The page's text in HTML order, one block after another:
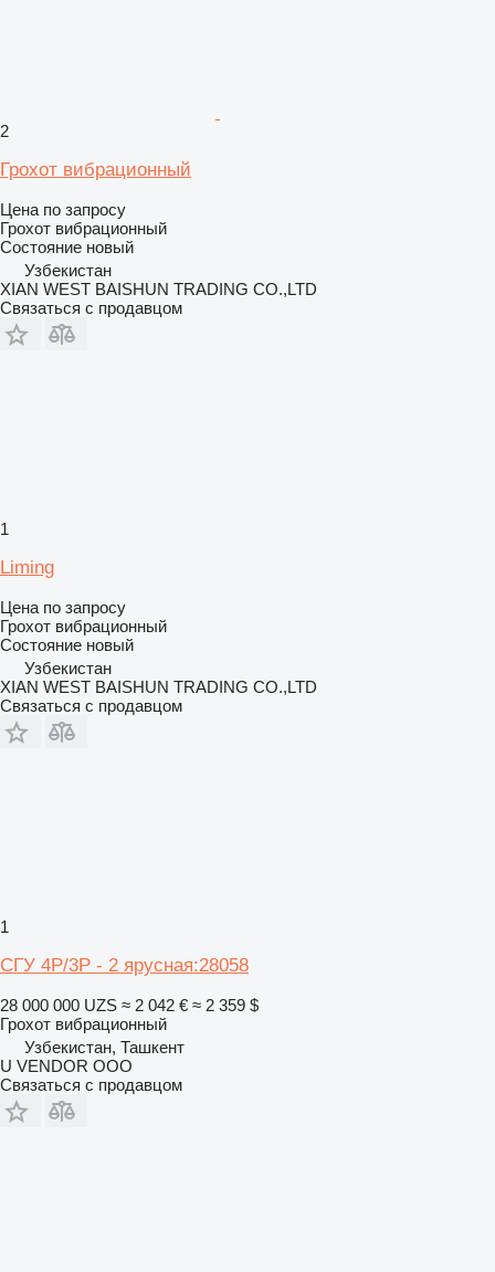
2
Грохот вибрационный
Цена по запросу
Грохот вибрационный
Состояние новый
Узбекистан
XIAN WEST BAISHUN TRADING CO.,LTD
Связаться с продавцом
1
Liming
Цена по запросу
Грохот вибрационный
Состояние новый
Узбекистан
XIAN WEST BAISHUN TRADING CO.,LTD
Связаться с продавцом
1
СГУ 4Р/3Р - 2 ярусная:28058
28 000 000 UZS ≈ 2 042 € ≈ 2 359 $
Грохот вибрационный
Узбекистан, Ташкент
U VENDOR OOO
Связаться с продавцом